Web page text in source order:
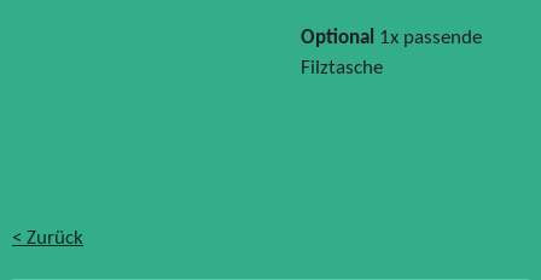
Optional 1x passende
Filztasche
< Zurück